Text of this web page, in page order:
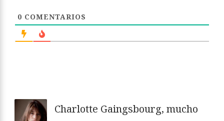
0 COMENTARIOS
Charlotte Gaingsbourg, mucho